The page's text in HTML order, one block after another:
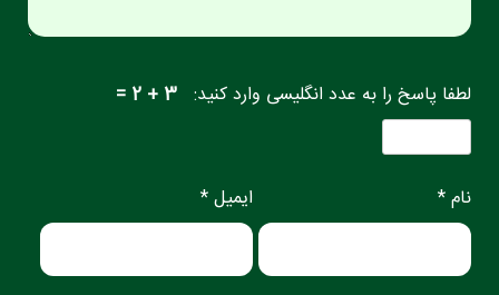
لطفا پاسخ را به عدد انگلیسی وارد کنید: 3 + 2 =
نام * ایمیل *